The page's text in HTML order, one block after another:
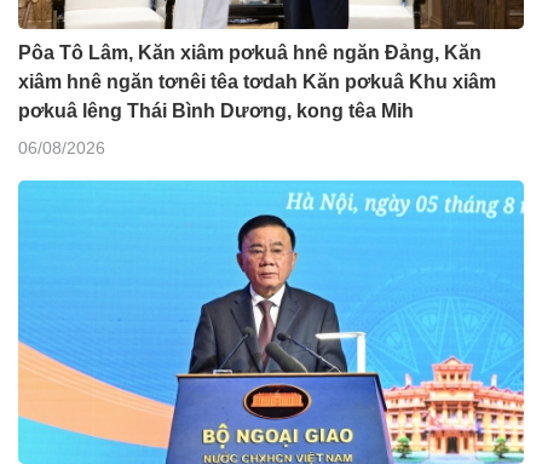
Pôa Tô Lâm, Kăn xiâm pơkuâ hnê ngăn Đảng, Kăn
xiâm hnê ngăn tơnêi têa tơdah Kăn pơkuâ Khu xiâm
pơkuâ lêng Thái Bình Dương, kong têa Mih
06/08/2026